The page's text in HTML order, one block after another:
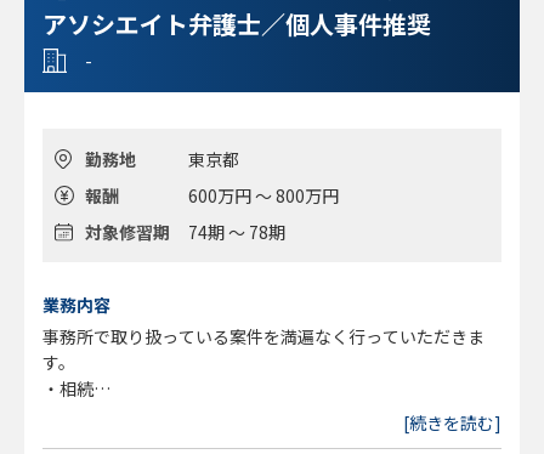
アソシエイト弁護士／個人事件推奨
-
勤務地
東京都
報酬
600万円 ～ 800万円
対象修習期
74期 ～ 78期
業務内容
事務所で取り扱っている案件を満遍なく行っていただきま
す。
・相続
・企業法務（契約書チェックや事業承継の相談等）[続きを読む]